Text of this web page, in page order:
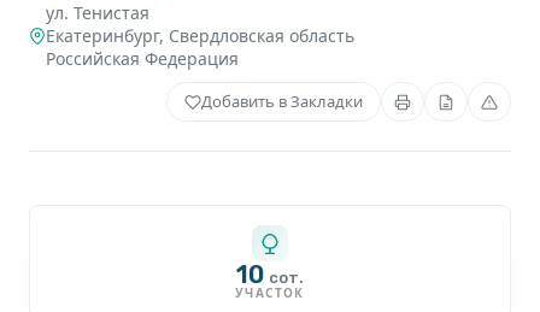
ул. Тенистая
Екатеринбург, Свердловская область
Российская Федерация
Добавить в Закладки
10 сот.
УЧАСТОК